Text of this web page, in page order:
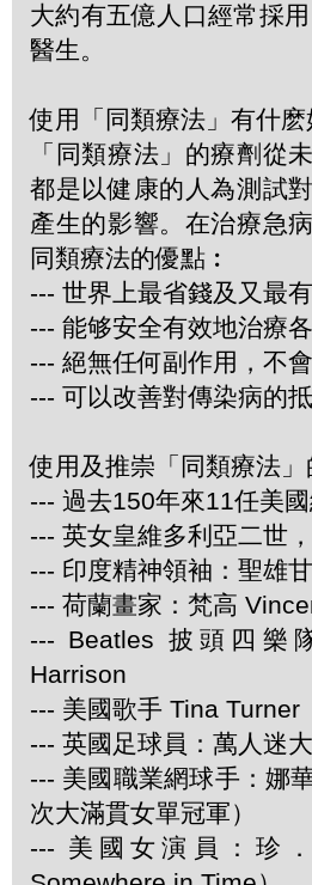
大約有五億人口經常採
醫生。
使用「同類療法」有什麽
「同類療法」的療劑從
都是以健康的人為測試
產生的影響。在治療急
同類療法的優點︰
--- 世界上最省錢及又最
--- 能够安全有效地治療
--- 絕無任何副作用，不
--- 可以改善對傳染病的
使用及推崇「同類療法」
--- 過去150年來11任美
--- 英女皇維多利亞二世
--- 印度精神領袖：聖雄
--- 荷蘭畫家：梵高
--- Beatles 披頭四樂
Harrison
--- 美國歌手 Tina Turner
--- 英國足球員：萬人迷
--- 美國職業網球手：娜
次大滿貫女單冠軍）
--- 美國女演員：珍